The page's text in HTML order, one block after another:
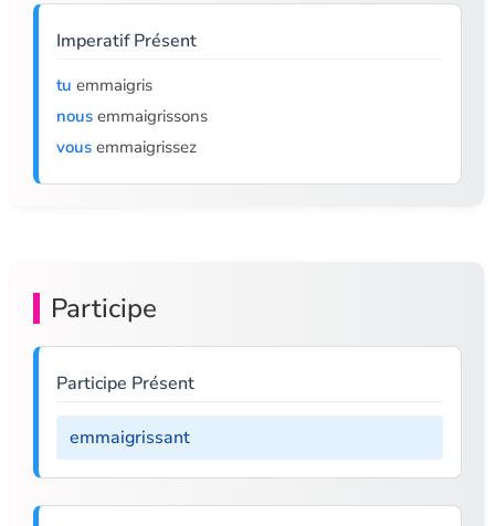
Imperatif Présent
tu emmaigris
nous emmaigrissons
vous emmaigrissez
Participe
Participe Présent
emmaigrissant